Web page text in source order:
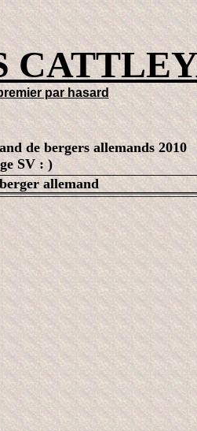
par hasard
de bergers allemands 2010
SV : )
allemand